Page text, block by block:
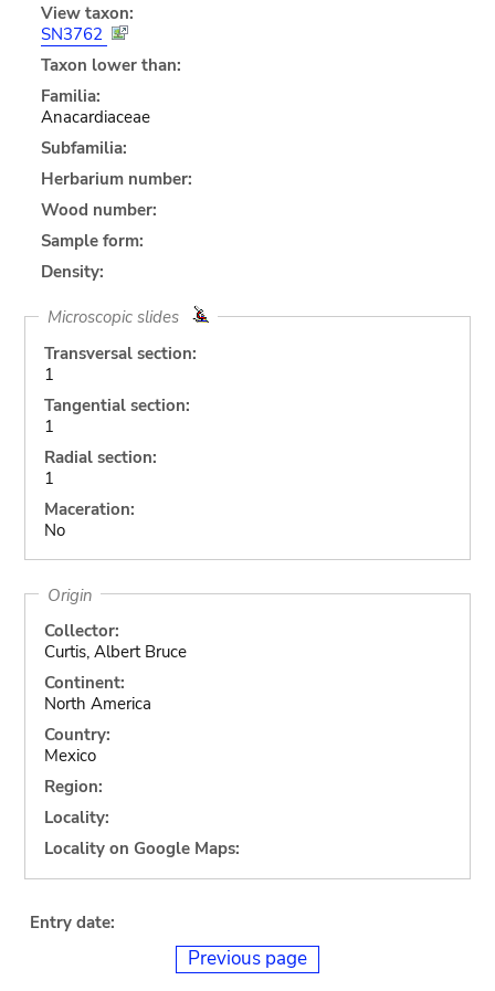
View taxon:
SN3762
Taxon lower than:
Familia:
Anacardiaceae
Subfamilia:
Herbarium number:
Wood number:
Sample form:
Density:
Microscopic slides
Transversal section:
1
Tangential section:
1
Radial section:
1
Maceration:
No
Origin
Collector:
Curtis, Albert Bruce
Continent:
North America
Country:
Mexico
Region:
Locality:
Locality on Google Maps:
Entry date:
Previous page